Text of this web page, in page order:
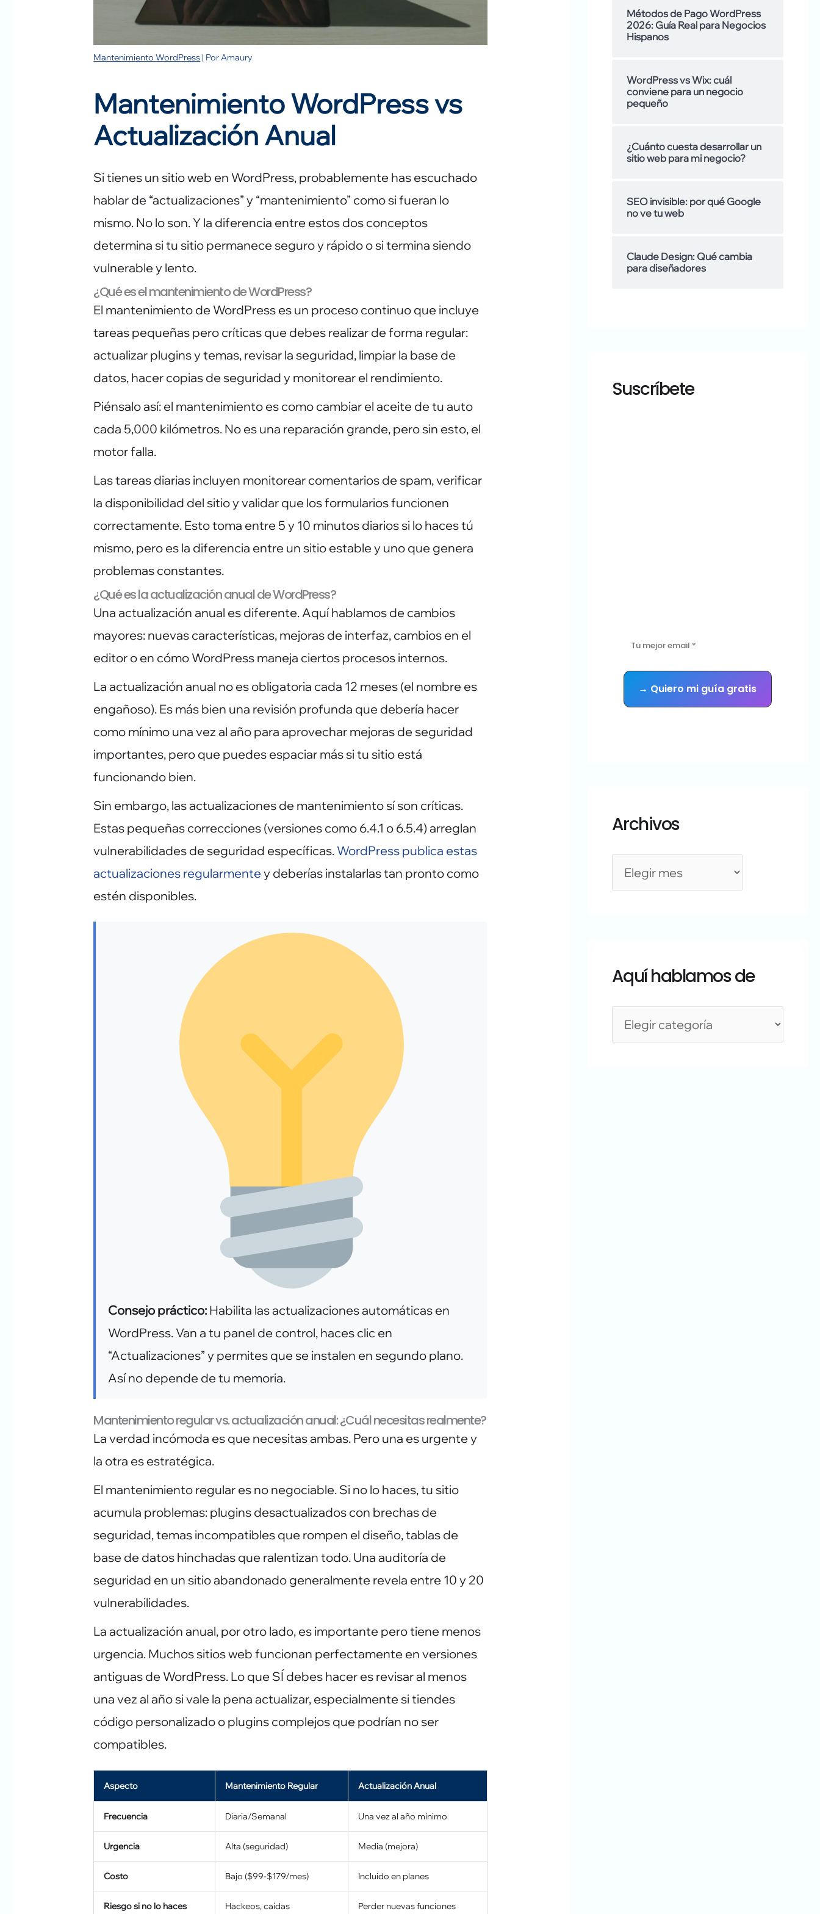
Mantenimiento WordPress | PorAmaury
Mantenimiento WordPress vs
Actualización Anual
Si tienes un sitio web en WordPress, probablemente has escuchado
hablar de “actualizaciones” y “mantenimiento” como si fueran lo
mismo. No lo son. Y la diferencia entre estos dos conceptos
determina si tu sitio permanece seguro y rápido o si termina siendo
vulnerable y lento.
¿Qué es el mantenimiento de WordPress?
El mantenimiento de WordPress es un proceso continuo que incluye
tareas pequeñas pero críticas que debes realizar de forma regular:
actualizar plugins y temas, revisar la seguridad, limpiar la base de
datos, hacer copias de seguridad y monitorear el rendimiento.
Piénsalo así: el mantenimiento es como cambiar el aceite de tu auto
cada 5,000 kilómetros. No es una reparación grande, pero sin esto, el
motor falla.
Las tareas diarias incluyen monitorear comentarios de spam, verificar
la disponibilidad del sitio y validar que los formularios funcionen
correctamente. Esto toma entre 5 y 10 minutos diarios si lo haces tú
mismo, pero es la diferencia entre un sitio estable y uno que genera
problemas constantes.
¿Qué es la actualización anual de WordPress?
Una actualización anual es diferente. Aquí hablamos de cambios
mayores: nuevas características, mejoras de interfaz, cambios en el
editor o en cómo WordPress maneja ciertos procesos internos.
La actualización anual no es obligatoria cada 12 meses (el nombre es
engañoso). Es más bien una revisión profunda que debería hacer
como mínimo una vez al año para aprovechar mejoras de seguridad
importantes, pero que puedes espaciar más si tu sitio está
funcionando bien.
Sin embargo, las actualizaciones de mantenimiento sí son críticas.
Estas pequeñas correcciones (versiones como 6.4.1 o 6.5.4) arreglan
vulnerabilidades de seguridad específicas. WordPress publica estas
actualizaciones regularmente y deberías instalarlas tan pronto como
estén disponibles.
Consejo práctico: Habilita las actualizaciones automáticas en
WordPress. Van a tu panel de control, haces clic en
“Actualizaciones” y permites que se instalen en segundo plano.
Así no depende de tu memoria.
Mantenimiento regular vs. actualización anual: ¿Cuál necesitas realmente?
La verdad incómoda es que necesitas ambas. Pero una es urgente y
la otra es estratégica.
El mantenimiento regular es no negociable. Si no lo haces, tu sitio
acumula problemas: plugins desactualizados con brechas de
seguridad, temas incompatibles que rompen el diseño, tablas de
base de datos hinchadas que ralentizan todo. Una auditoría de
seguridad en un sitio abandonado generalmente revela entre 10 y 20
vulnerabilidades.
La actualización anual, por otro lado, es importante pero tiene menos
urgencia. Muchos sitios web funcionan perfectamente en versiones
antiguas de WordPress. Lo que SÍ debes hacer es revisar al menos
una vez al año si vale la pena actualizar, especialmente si tiendes
código personalizado o plugins complejos que podrían no ser
compatibles.
Aspecto Mantenimiento Regular Actualización Anual
Frecuencia Diaria/Semanal Una vez al año mínimo
Urgencia Alta (seguridad) Media (mejora)
Costo Bajo ($99-$179/mes) Incluido en planes
Riesgo si no lo haces Hackeos, caídas Perder nuevas funciones
Métodos de Pago WordPress
2026: Guía Real para Negocios
Hispanos
WordPress vs Wix: cuál
conviene para un negocio
pequeño
¿Cuánto cuesta desarrollar un
sitio web para mi negocio?
SEO invisible: por qué Google
no ve tu web
Claude Design: Qué cambia
para diseñadores
Suscríbete
Archivos
Aquí hablamos de